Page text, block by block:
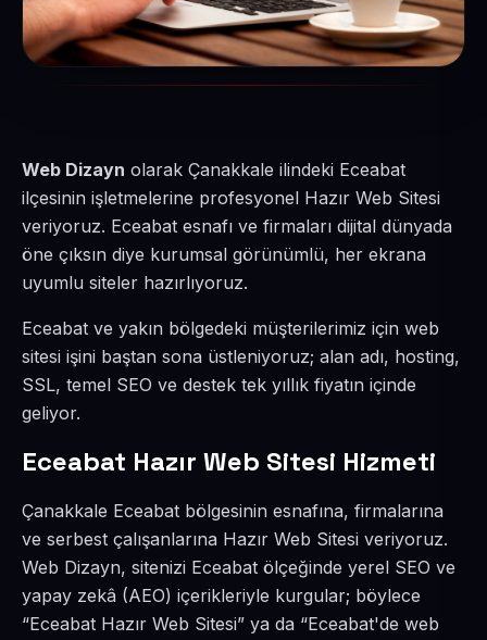
Web Dizayn olarak Çanakkale ilindeki Eceabat
ilçesinin işletmelerine profesyonel Hazır Web Sitesi
veriyoruz. Eceabat esnafı ve firmaları dijital dünyada
öne çıksın diye kurumsal görünümlü, her ekrana
uyumlu siteler hazırlıyoruz.
Eceabat ve yakın bölgedeki müşterilerimiz için web
sitesi işini baştan sona üstleniyoruz; alan adı, hosting,
SSL, temel SEO ve destek tek yıllık fiyatın içinde
geliyor.
Eceabat Hazır Web Sitesi Hizmeti
Çanakkale Eceabat bölgesinin esnafına, firmalarına
ve serbest çalışanlarına Hazır Web Sitesi veriyoruz.
Web Dizayn, sitenizi Eceabat ölçeğinde yerel SEO ve
yapay zekâ (AEO) içerikleriyle kurgular; böylece
“Eceabat Hazır Web Sitesi” ya da “Eceabat'de web